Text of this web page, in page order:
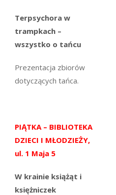
Terpsychora w
trampkach –
wszystko o tańcu
Prezentacja zbiorów
dotyczących tańca.
PIĄTKA – BIBLIOTEKA
DZIECI I MŁODZIEŻY,
ul. 1 Maja 5
W krainie książąt i
księżniczek